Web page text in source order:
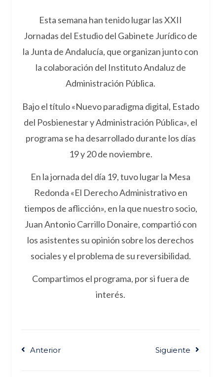
Esta semana han tenido lugar las XXII
Jornadas del Estudio del Gabinete Jurídico de
la Junta de Andalucía, que organizan junto con
la colaboración del Instituto Andaluz de
Administración Pública.
Bajo el título «Nuevo paradigma digital, Estado
del Posbienestar y Administración Pública», el
programa se ha desarrollado durante los días
19 y 20 de noviembre.
En la jornada del día 19, tuvo lugar la Mesa
Redonda «El Derecho Administrativo en
tiempos de aflicción», en la que nuestro socio,
Juan Antonio Carrillo Donaire, compartió con
los asistentes su opinión sobre los derechos
sociales y el problema de su reversibilidad.
Compartimos el programa, por si fuera de
interés.
Anterior Siguiente